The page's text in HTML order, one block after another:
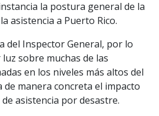
la postura general de la
asistencia a Puerto Rico.
del Inspector General, por lo
sobre muchas de las
en los niveles más altos del
manera concreta el impacto
asistencia por desastre.